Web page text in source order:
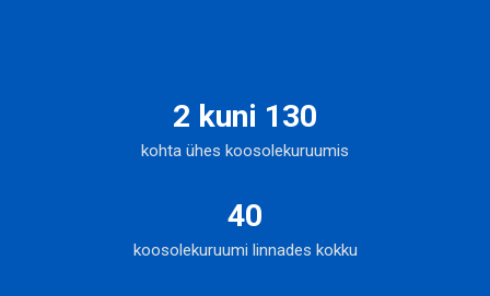
2 kuni 130
kohta ühes koosolekuruumis
40
koosolekuruumi linnades kokku